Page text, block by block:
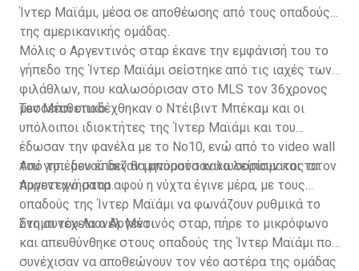
Ίντερ Μαϊάμι, μέσα σε αποθέωσης από τους οπαδούς
της αμερικανικής ομάδας.
Μόλις ο Αργεντινός σταρ έκανε την εμφάνισή του το
γήπεδο της Ίντερ Μαϊάμι σείστηκε από τις ιαχές των
φιλάθλων, που καλωσόρισαν στο MLS τον 36χρονος
μεσοεπιθετικό.
Τον Μέσι υποδέχθηκαν ο Ντέιβιντ Μπέκαμ και οι
υπόλοιποι ιδιοκτήτες της Ίντερ Μαϊάμι και του
έδωσαν την φανέλα με το Νο10, ενώ από το video wall
του γηπέδου έπαιζαν μηνύματα καλωσορίσματος στον
Αργεντινό σταρ.
Από το... μενού δεν θα μπορούσαν να λείπουν και τα
πυροτεχνήματα αφού η νύχτα έγινε μέρα, με τους
οπαδούς της Ίντερ Μαϊάμι να φωνάζουν ρυθμικά το
όνομα του Λιονέλ Μέσι.
Στη συνέχεια ο Αργεντινός σταρ, πήρε το μικρόφωνο
και απευθύνθηκε στους οπαδούς της Ίντερ Μαϊάμι που
συνέχισαν να αποθεώνουν τον νέο αστέρα της ομάδας